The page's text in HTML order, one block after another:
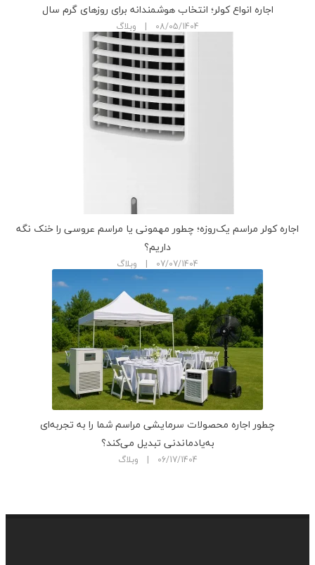
اجاره انواع کولر؛ انتخاب هوشمندانه برای روزهای گرم سال
08/05/1404 | وبلاگ
اجاره کولر مراسم یک‌روزه؛ چطور مهمونی یا مراسم عروسی را خنک نگه
داریم؟
07/07/1404 | وبلاگ
چطور اجاره محصولات سرمایشی مراسم شما را به تجربه‌ای
به‌یادماندنی تبدیل می‌کند؟
06/17/1404 | وبلاگ